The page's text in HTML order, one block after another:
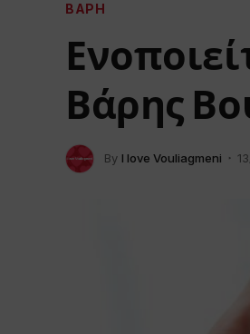
ΒΑΡΗ
Βάρης
By I love Vouliagmeni